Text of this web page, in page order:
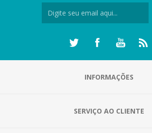
INFORMAÇÕES
SERVIÇO AO CLIENTE